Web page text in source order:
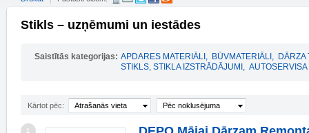
Stikls – uzņēmumi un iestādes
Saistītās kategorijas: APDARES MATERIĀLI , BŪVMATERIĀLI , DĀRZA
STIKLS, STIKLA IZSTRĀDĀJUMI ,
Kārtot pēc: Atrašanās vieta Pēc noklusējuma
1